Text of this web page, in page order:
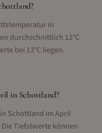
in
durchschnittlich 12°C
bei 13°C liegen.
in Schottland?
Schottland im April
Tiefstwerte können